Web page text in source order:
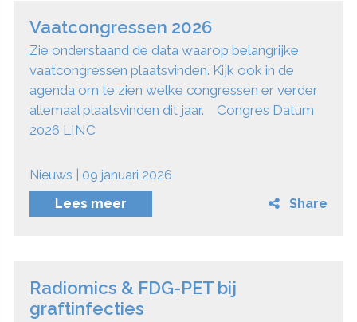
Vaatcongressen 2026
Zie onderstaand de data waarop belangrijke
vaatcongressen plaatsvinden. Kijk ook in de
agenda om te zien welke congressen er verder
allemaal plaatsvinden dit jaar. Congres Datum
2026 LINC
Nieuws | 09 januari 2026
Lees meer
Share
Radiomics & FDG-PET bij
graftinfecties